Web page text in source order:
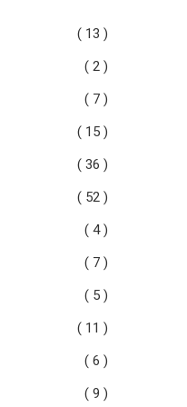
( 13 )
( 2 )
( 7 )
( 15 )
( 36 )
( 52 )
( 4 )
( 7 )
( 5 )
( 11 )
( 6 )
( 9 )